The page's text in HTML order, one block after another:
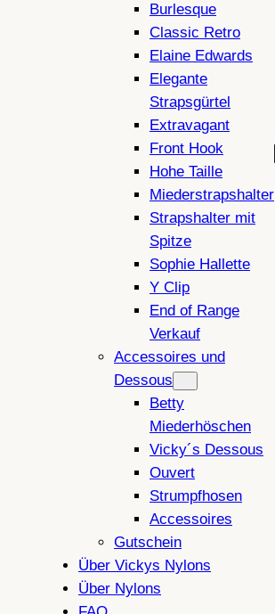
Burlesque
Classic Retro
Elaine Edwards
Elegante
Strapsgürtel
Extravagant
Front Hook
Hohe Taille
Miederstrapshalter
Strapshalter mit
Spitze
Sophie Hallette
Y Clip
End of Range
Verkauf
Accessoires und
Dessous
Betty
Miederhöschen
Vicky´s Dessous
Ouvert
Strumpfhosen
Accessoires
Gutschein
Über Vickys Nylons
Über Nylons